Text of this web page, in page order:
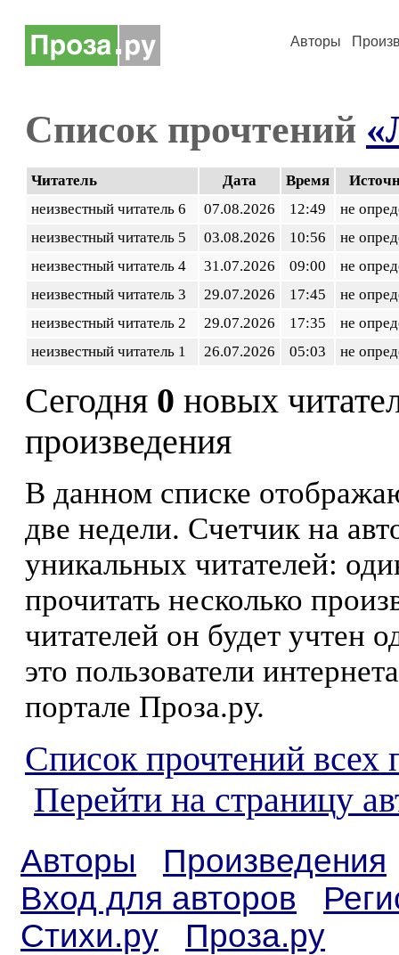
Авторы
Список прочтений
Читатель Дата Время
неизвестный читатель 6
07.08.2026 12:49
не
неизвестный читатель 5
03.08.2026 10:56
не
неизвестный читатель 4
31.07.2026 09:00
не
неизвестный читатель 3
29.07.2026 17:45
не
неизвестный читатель 2
29.07.2026 17:35
не
неизвестный читатель 1
26.07.2026 05:03 не
Сегодня 0 новых
произведения
В данном списке
две недели. Счетчик на
уникальных читателей:
прочитать несколько
читателей он будет учтен
это пользователи
портале Проза.ру.
Список прочтений всех
Перейти на страницу
Авторы
Произведения
Вход для авторов
Стихи.ру
Проза.ру